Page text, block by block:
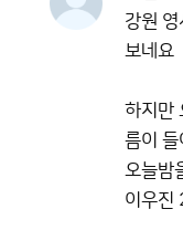
강원
보네요
하지만
름이 들
오늘밤
이우진